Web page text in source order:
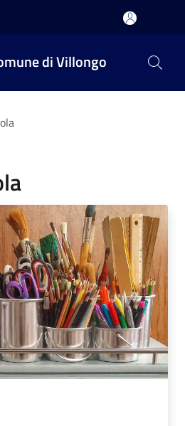
di Villongo